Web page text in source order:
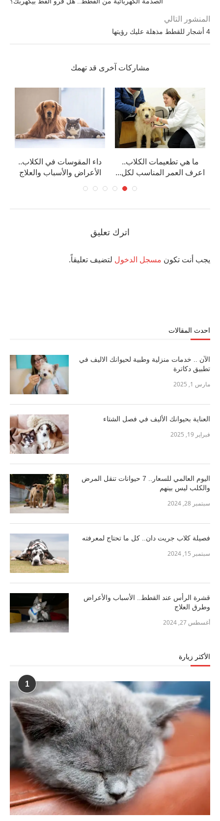
المنشور التالي
4 أشجار للقطط مذهلة عليك رؤيتها
مشاركات آخرى قد تهمك
ما هي تطعيمات الكلاب..
اعرف العمر المناسب لكل...
داء المقوسات في الكلاب..
الأعراض والأسباب والعلاج
اترك تعليق
يجب أنت تكون مسجل الدخول لتضيف تعليقاً.
احدث المقالات
الآن .. خدمات منزلية وطبية لحيوانك الاليف في
تطبيق دكاترة
مارس 1, 2025
العناية بحيوانك الأليف في فصل الشتاء
فبراير 19, 2025
اليوم العالمي للسعار.. 7 حيوانات تنقل المرض
والكلب ليس بينهم
سبتمبر 28, 2024
فصيلة كلاب جريت دان.. كل ما تحتاج لمعرفته
سبتمبر 15, 2024
قشرة الرأس عند القطط.. الأسباب والأعراض
وطرق العلاج
أغسطس 27, 2024
الأكثر زيارة
1